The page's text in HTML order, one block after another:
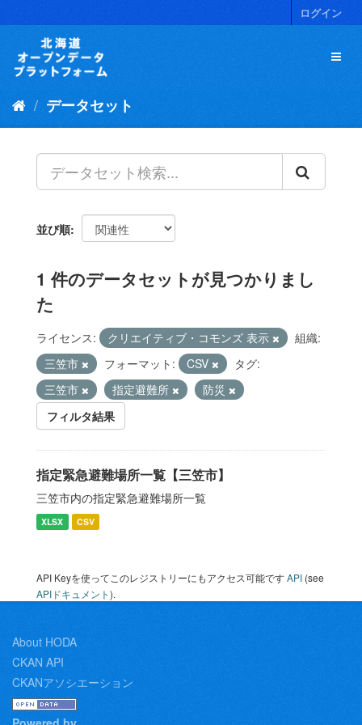
キ
ログイン
データセット
並び順
1 件のデータセットが見つかりまし
た
ライセンス: クリエイティブ・コモンズ 表示
組織:
三笠市
フォーマット: CSV
タグ:
三笠市
指定避難所
防災
フィルタ結果
指定緊急避難場所一覧【三笠市】
三笠市内の指定緊急避難場所一覧
XLSX CSV
API Keyを使ってこのレジストリーにもアクセス可能ですAPI (see
APIドキュメント).
About HODA
CKAN API
CKANアソシエーション